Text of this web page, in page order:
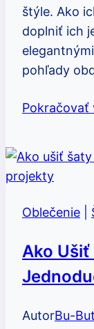
štýle. Ako
doplniť ich
pohľady
Pokračovať
Oblečenie
Ako Ušiť
AutorBu-